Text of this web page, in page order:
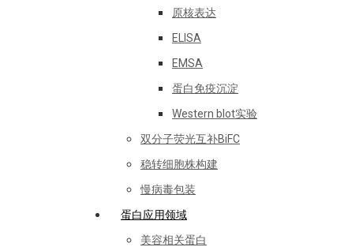
原核表达
ELISA
EMSA
蛋白免疫沉淀
Western blot实验
双分子荧光互补BiFC
稳转细胞株构建
慢病毒包装
蛋白应用领域
美容相关蛋白